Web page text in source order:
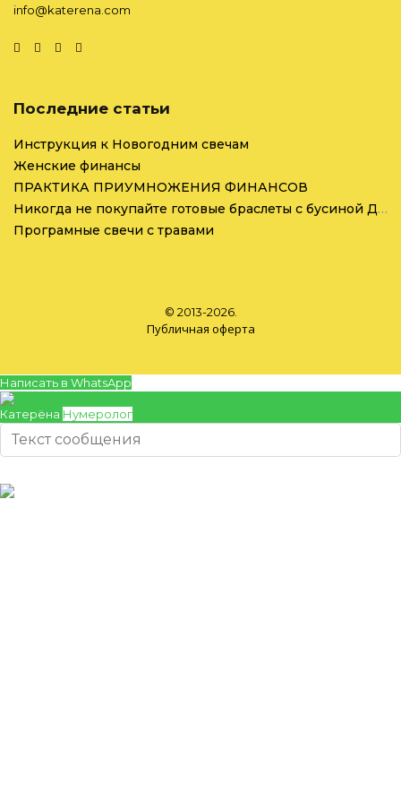
info@katerena.com
Последние статьи
Инструкция к Новогодним свечам
Женские финансы
ПРАКТИКА ПРИУМНОЖЕНИЯ ФИНАНСОВ
Никогда не покупайте готовые браслеты с бусиной Дзи на маркетплейсах
Програмные свечи с травами
© 2013-2026.
Публичная оферта
Написать в WhatsApp
Катерёна Нумеролог